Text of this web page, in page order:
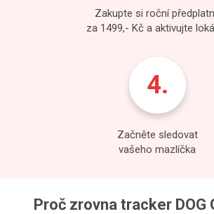
Zakupte si roční
za 1499,- Kč a aktivujte
Začněte sledovat
vašeho mazlíčka
Proč zrovna tracker DOG